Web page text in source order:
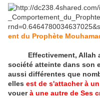
ent du Prophète
Effectivement, Allah a
société atteinte dans son
aussi différentes que
elles est de s'attacher à
vouerà une autre de Ses